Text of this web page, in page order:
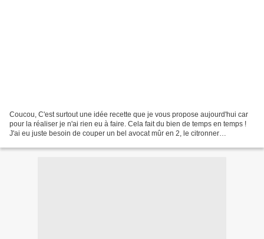
Coucou, C'est surtout une idée recette que je vous propose aujourd'hui car
pour la réaliser je n'ai rien eu à faire. Cela fait du bien de temps en temps !
J'ai eu juste besoin de couper un bel avocat mûr en 2, le citronner